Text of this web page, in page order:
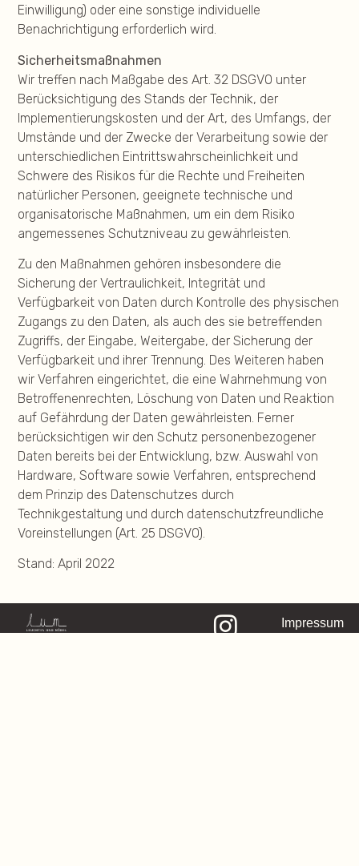
Einwilligung) oder eine sonstige individuelle
Benachrichtigung erforderlich wird.
Sicherheitsmaßnahmen
Wir treffen nach Maßgabe des Art. 32 DSGVO unter
Berücksichtigung des Stands der Technik, der
Implementierungskosten und der Art, des Umfangs, der
Umstände und der Zwecke der Verarbeitung sowie der
unterschiedlichen Eintrittswahrscheinlichkeit und
Schwere des Risikos für die Rechte und Freiheiten
natürlicher Personen, geeignete technische und
organisatorische Maßnahmen, um ein dem Risiko
angemessenes Schutzniveau zu gewährleisten.
Zu den Maßnahmen gehören insbesondere die
Sicherung der Vertraulichkeit, Integrität und
Verfügbarkeit von Daten durch Kontrolle des physischen
Zugangs zu den Daten, als auch des sie betreffenden
Zugriffs, der Eingabe, Weitergabe, der Sicherung der
Verfügbarkeit und ihrer Trennung. Des Weiteren haben
wir Verfahren eingerichtet, die eine Wahrnehmung von
Betroffenenrechten, Löschung von Daten und Reaktion
auf Gefährdung der Daten gewährleisten. Ferner
berücksichtigen wir den Schutz personenbezogener
Daten bereits bei der Entwicklung, bzw. Auswahl von
Hardware, Software sowie Verfahren, entsprechend
dem Prinzip des Datenschutzes durch
Technikgestaltung und durch datenschutzfreundliche
Voreinstellungen (Art. 25 DSGVO).
Stand: April 2022
Impressum